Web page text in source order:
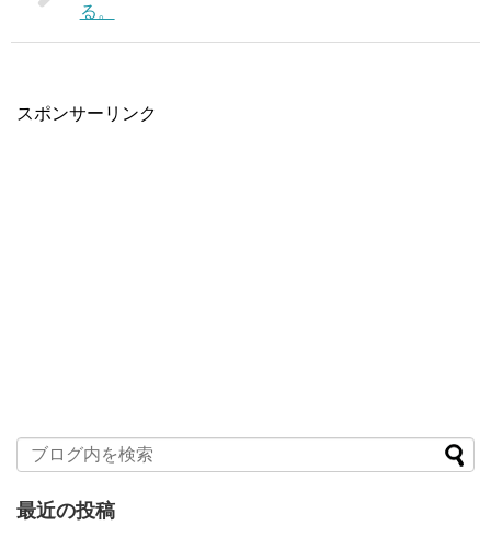
る。
スポンサーリンク
最近の投稿